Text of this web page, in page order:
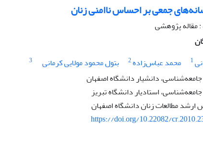
جمعی بر احساس ناامنی زنان
: مقاله پژوهشی
1 محمد عباس‌زاده2 بتول محمود مولایی کرمانی
3
دانشیار ‌دانشگاه اصفهان
استادیار دانشگاه تبریز
ارشد مطالعات زنان دانشگاه اصفهان
https://doi.org/10.22082/